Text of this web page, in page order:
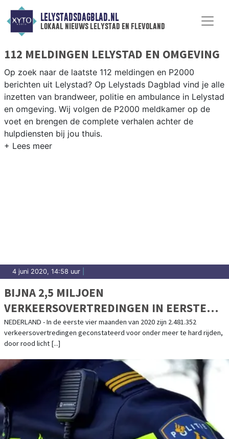
LELYSTADSDAGBLAD.NL
lokaal nieuws lelystad en flevoland
112 MELDINGEN LELYSTAD EN OMGEVING
Op zoek naar de laatste 112 meldingen en P2000
berichten uit Lelystad? Op Lelystads Dagblad vind je alle
inzetten van brandweer, politie en ambulance in Lelystad
en omgeving. Wij volgen de P2000 meldkamer op de
voet en brengen de complete verhalen achter de
hulpdiensten bij jou thuis.
4 juni 2020, 14:58 uur
BIJNA 2,5 MILJOEN
VERKEERSOVERTREDINGEN IN EERSTE
VIER MAANDEN 2020
NEDERLAND - In de eerste vier maanden van 2020 zijn 2.481.352
verkeersovertredingen geconstateerd voor onder meer te hard rijden,
door rood licht [...]